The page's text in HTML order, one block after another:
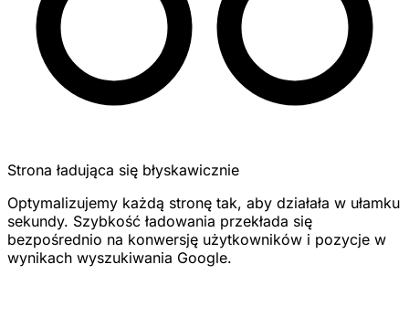
Strona ładująca się błyskawicznie
Optymalizujemy każdą stronę tak, aby działała w ułamku
sekundy. Szybkość ładowania przekłada się
bezpośrednio na konwersję użytkowników i pozycje w
wynikach wyszukiwania Google.